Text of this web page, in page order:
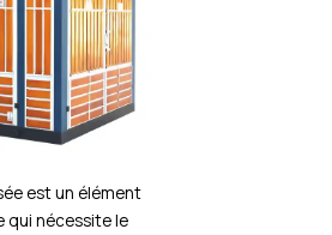
est un élément
nécessite le